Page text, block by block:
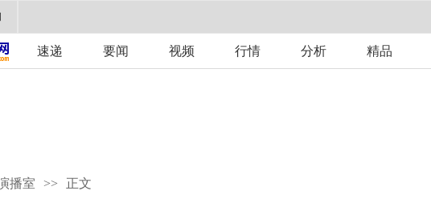
速递 要闻 视频 行情 分析 精品
播室 >> 正文